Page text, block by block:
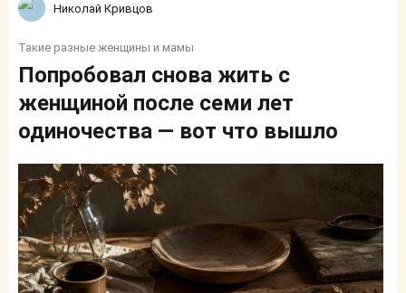
Николай Кривцов
Такие разные женщины и мамы
Попробовал снова жить с
женщиной после семи лет
одиночества — вот что вышло